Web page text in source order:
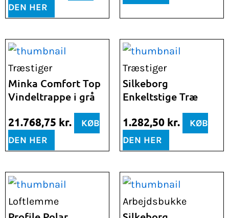
DEN HER
Træstiger
Minka Comfort Top
Vindeltrappe i grå
21.768,75 kr.
KØB
DEN HER
Træstiger
Silkeborg
Enkeltstige Træ
1.282,50 kr.
KØB
DEN HER
Loftlemme Arbejdsbukke